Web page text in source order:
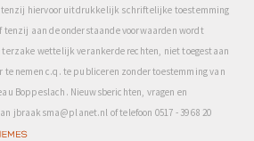
hiervoor uitdrukkelijk schriftelijke toestemming
tenzij aan de onderstaande voorwaarden wordt
terzake wettelijk verankerde rechten, niet toegestaan
nemen c.q. te publiceren zonder toestemming van
Boppeslach. Nieuwsberichten, vragen en
jbraaksma@planet.nl of telefoon 0517 - 39 68 20